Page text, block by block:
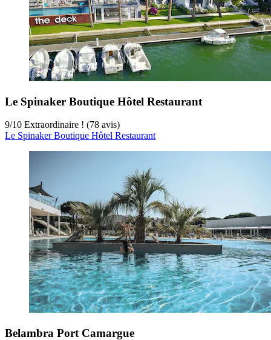
Le Spinaker Boutique Hôtel Restaurant
9/10 Extraordinaire ! (78 avis)
Le Spinaker Boutique Hôtel Restaurant
Belambra Port Camargue